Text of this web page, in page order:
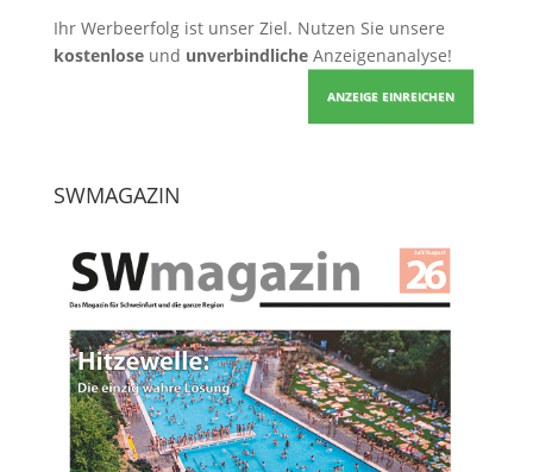
Ihr Werbeerfolg ist unser Ziel. Nutzen Sie unsere
kostenloseund unverbindlicheAnzeigenanalyse!
ANZEIGE EINREICHEN
SWMAGAZIN